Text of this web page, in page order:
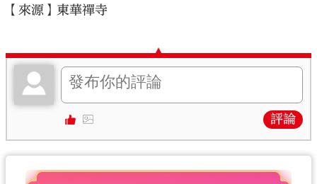
【來源】東華禪寺
評論